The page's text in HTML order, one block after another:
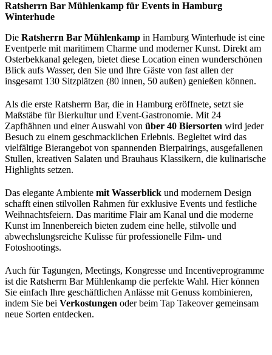
Ratsherrn Bar Mühlenkamp für Events in Hamburg
Winterhude
Die Ratsherrn Bar Mühlenkamp in Hamburg Winterhude ist eine
Eventperle mit maritimem Charme und moderner Kunst. Direkt am
Osterbekkanal gelegen, bietet diese Location einen wunderschönen
Blick aufs Wasser, den Sie und Ihre Gäste von fast allen der
insgesamt 130 Sitzplätzen (80 innen, 50 außen) genießen können.
Als die erste Ratsherrn Bar, die in Hamburg eröffnete, setzt sie
Maßstäbe für Bierkultur und Event-Gastronomie. Mit 24
Zapfhähnen und einer Auswahl von über 40 Biersorten wird jeder
Besuch zu einem geschmacklichen Erlebnis. Begleitet wird das
vielfältige Bierangebot von spannenden Bierpairings, ausgefallenen
Stullen, kreativen Salaten und Brauhaus Klassikern, die kulinarische
Highlights setzen.
Das elegante Ambiente mit Wasserblick und modernem Design
schafft einen stilvollen Rahmen für exklusive Events und festliche
Weihnachtsfeiern. Das maritime Flair am Kanal und die moderne
Kunst im Innenbereich bieten zudem eine helle, stilvolle und
abwechslungsreiche Kulisse für professionelle Film- und
Fotoshootings.
Auch für Tagungen, Meetings, Kongresse und Incentiveprogramme
ist die Ratsherrn Bar Mühlenkamp die perfekte Wahl. Hier können
Sie einfach Ihre geschäftlichen Anlässe mit Genuss kombinieren,
indem Sie bei Verkostungen oder beim Tap Takeover gemeinsam
neue Sorten entdecken.